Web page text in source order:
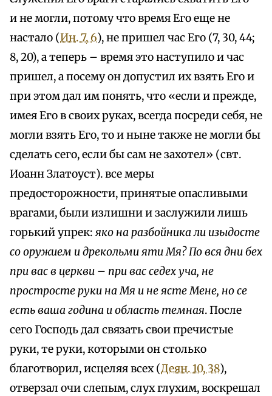
и не могли, потому что время Его еще не
настало (Ин. 7, 6), не пришел час Его (7, 30, 44;
8, 20), а теперь – время это наступило и час
пришел, а посему он допустил их взять Его и
при этом дал им понять, что «если и прежде,
имея Его в своих руках, всегда посреди себя, не
могли взять Его, то и ныне также не могли бы
сделать сего, если бы сам не захотел» (свт.
Иоанн Златоуст). все меры
предосторожности, принятые опасливыми
врагами, были излишни и заслужили лишь
горький упрек:яко на разбойника ли изыдосте
со оружием и дрекольми яти Мя? По вся дни бех
при вас в церкви – при вас седех уча, не
простросте руки на Мя и не ясте Мене, но се
есть ваша година и область темная. После
сего Господь дал связать свои пречистые
руки, те руки, которыми он столько
благотворил, исцеляя всех (Деян. 10, 38),
отверзал очи слепым, слух глухим, воскрешал